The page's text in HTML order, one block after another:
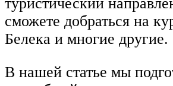
туристический
сможете добраться на
Белека и многие другие.
В нашей статье мы